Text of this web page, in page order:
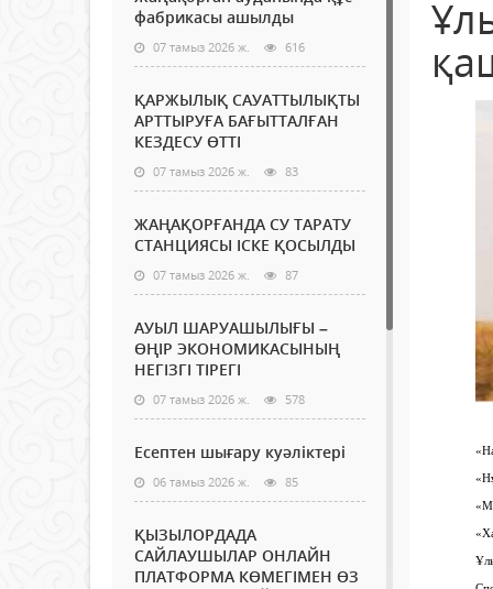
фабрикасы ашылды
07 тамыз 2026 ж. 616
ҚАРЖЫЛЫҚ САУАТТЫЛЫҚТЫ
АРТТЫРУҒА БАҒЫТТАЛҒАН
КЕЗДЕСУ ӨТТІ
07 тамыз 2026 ж. 83
ЖАҢАҚОРҒАНДА СУ ТАРАТУ
СТАНЦИЯСЫ ІСКЕ ҚОСЫЛДЫ
07 тамыз 2026 ж. 87
АУЫЛ ШАРУАШЫЛЫҒЫ –
ӨҢІР ЭКОНОМИКАСЫНЫҢ
НЕГІЗГІ ТІРЕГІ
07 тамыз 2026 ж. 578
Есептен шығару куәліктері
06 тамыз 2026 ж. 85
ҚЫЗЫЛОРДАДА
САЙЛАУШЫЛАР ОНЛАЙН
ПЛАТФОРМА КӨМЕГІМЕН ӨЗ